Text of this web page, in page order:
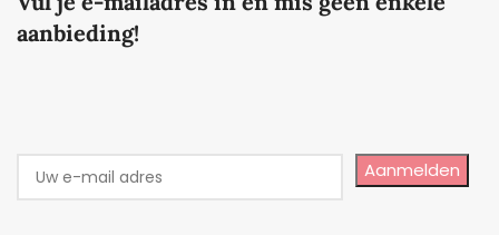
aanbieding!
Aanmelden